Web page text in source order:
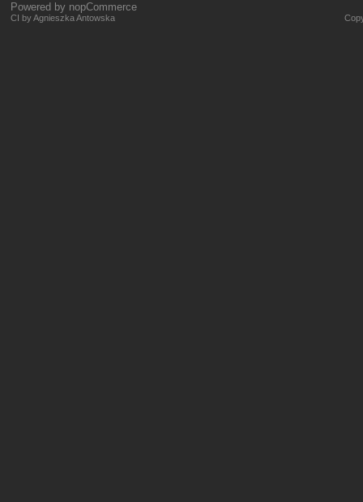
Powered by nopCommerce
CI by Agnieszka Antowska